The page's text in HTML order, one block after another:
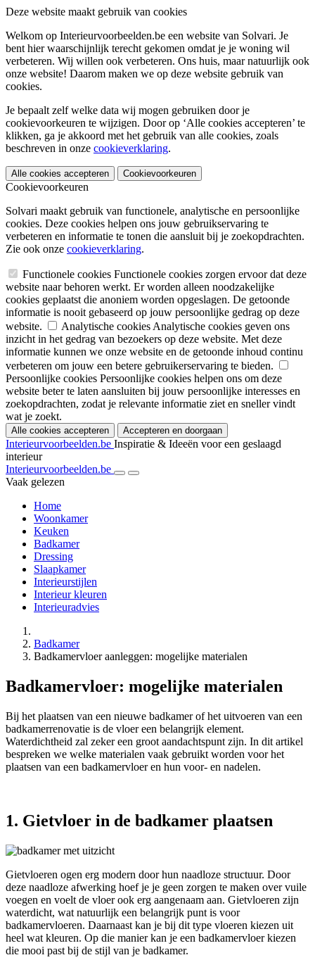
Deze website maakt gebruik van cookies
Welkom op Interieurvoorbeelden.be een website van Solvari. Je
bent hier waarschijnlijk terecht gekomen omdat je je woning wil
verbeteren. Wij willen ook verbeteren. Ons huis, maar natuurlijk ook
onze website! Daarom maken we op deze website gebruik van
cookies.
Je bepaalt zelf welke data wij mogen gebruiken door je
cookievoorkeuren te wijzigen. Door op ‘Alle cookies accepteren’ te
klikken, ga je akkoord met het gebruik van alle cookies, zoals
beschreven in onze cookieverklaring.
Alle cookies accepteren Cookievoorkeuren
Cookievoorkeuren
Solvari maakt gebruik van functionele, analytische en persoonlijke
cookies. Deze cookies helpen ons jouw gebruikservaring te
verbeteren en informatie te tonen die aansluit bij je zoekopdrachten.
Zie ook onze cookieverklaring.
Functionele cookies Functionele cookies zorgen ervoor dat deze
website naar behoren werkt. Er worden alleen noodzakelijke
cookies geplaatst die anoniem worden opgeslagen. De getoonde
informatie is nooit gebaseerd op jouw persoonlijke gedrag op deze
website.
Analytische cookies Analytische cookies geven ons
inzicht in het gedrag van bezoekers op deze website. Met deze
informatie kunnen we onze website en de getoonde inhoud continu
verbeteren om jouw een betere gebruikerservaring te bieden.
Persoonlijke cookies Persoonlijke cookies helpen ons om deze
website beter te laten aansluiten bij jouw persoonlijke interesses en
zoekopdrachten, zodat je relevante informatie ziet en sneller vindt
wat je zoekt.
Alle cookies accepteren Accepteren en doorgaan
Interieurvoorbeelden.be Inspiratie & Ideeën voor een geslaagd
interieur
Interieurvoorbeelden.be
Vaak gelezen
Home
Woonkamer
Keuken
Badkamer
Dressing
Slaapkamer
Interieurstijlen
Interieur kleuren
Interieuradvies
Badkamer
Badkamervloer aanleggen: mogelijke materialen
Badkamervloer: mogelijke materialen
Bij het plaatsen van een nieuwe badkamer of het uitvoeren van een
badkamerrenovatie is de vloer een belangrijk element.
Waterdichtheid zal zeker een groot aandachtspunt zijn. In dit artikel
bespreken we welke materialen vaak gebruikt worden voor het
plaatsen van een badkamervloer en hun voor- en nadelen.
1. Gietvloer in de badkamer plaatsen
Gietvloeren ogen erg modern door hun naadloze structuur. Door
deze naadloze afwerking hoef je je geen zorgen te maken over vuile
voegen en voelt de vloer ook erg aangenaam aan. Gietvloeren zijn
waterdicht, wat natuurlijk een belangrijk punt is voor
badkamervloeren. Daarnaast kan je bij dit type vloeren kiezen uit
heel wat kleuren. Op die manier kan je een badkamervloer kiezen
die mooi past bij de stijl van je badkamer.